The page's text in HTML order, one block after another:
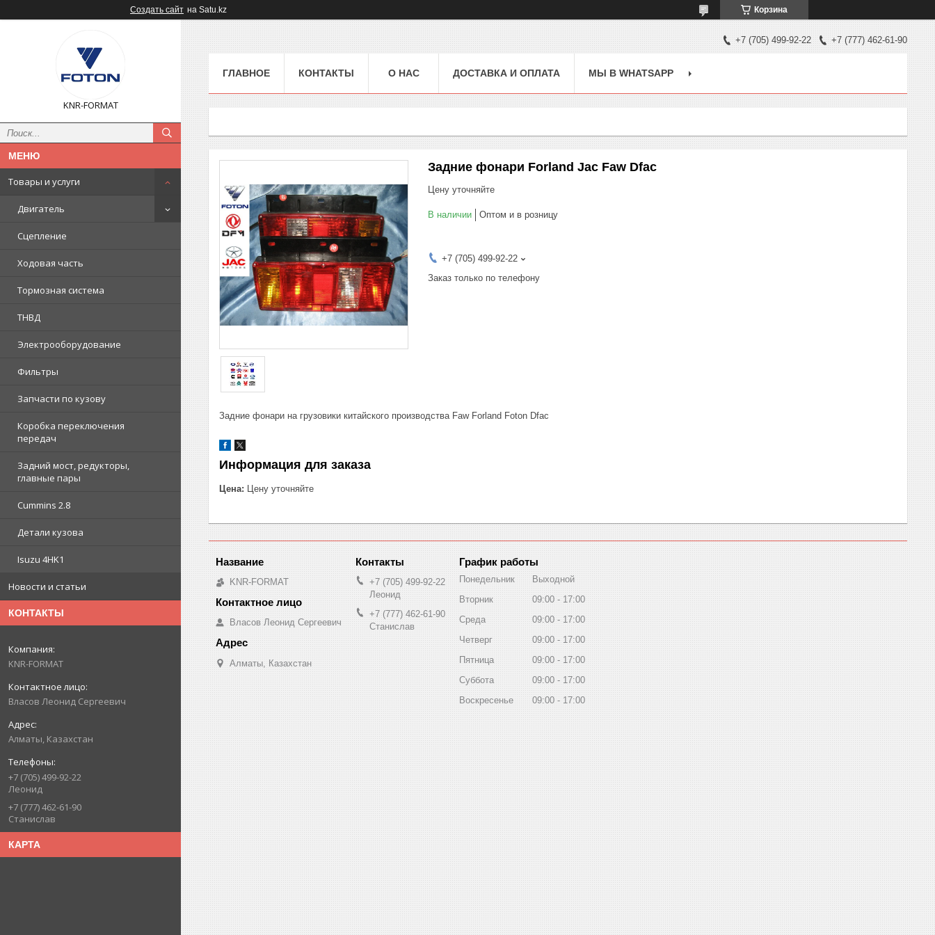
Создать сайт на Satu.kz Корзина
KNR-FORMAT
Товары и услуги
Двигатель
Сцепление
Ходовая часть
Тормозная система
ТНВД
Электрооборудование
Фильтры
Запчасти по кузову
Коробка переключения
передач
Задний мост, редукторы,
главные пары
Cummins 2.8
Детали кузова
Isuzu 4HK1
Новости и статьи
КОНТАКТЫ
KNR-FORMAT
Власов Леонид Сергеевич
Алматы, Казахстан
+7 (705) 499-92-22
Леонид
+7 (777) 462-61-90
Станислав
КАРТА
+7 (705) 499-92-22 +7 (777) 462-61-90
ГЛАВНОЕ КОНТАКТЫ О НАС ДОСТАВКА И ОПЛАТА МЫ В WHATSAPP
Задние фонари Forland Jac Faw Dfac
Цену уточняйте
В наличии Оптом и в розницу
+7 (705) 499-92-22
Заказ только по телефону
Задние фонари на грузовики китайского производства Faw Forland Foton Dfac
Информация для заказа
Цена: Цену уточняйте
KNR-FORMAT
Власов Леонид Сергеевич
Алматы, Казахстан
+7 (705) 499-92-22
Леонид
+7 (777) 462-61-90
Станислав
График работы
Понедельник
Выходной
Вторник
09:00
17:00
Среда
09:00
17:00
Четверг
09:00
17:00
Пятница
09:00
17:00
Суббота
09:00
17:00
Воскресенье
09:00 17:00